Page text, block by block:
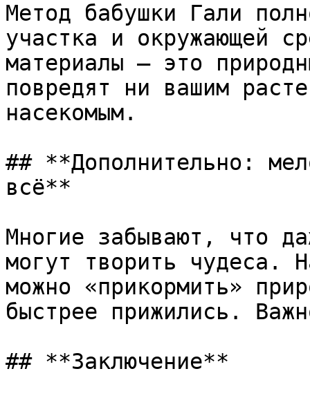
Метод бабушки Гали
участка и окружающей
материалы — это
повредят ни вашим
насекомым.
## **Дополнительно:
всё**
Многие забывают, что
могут творить чудеса.
можно «прикормить»
быстрее прижились.
## **Заключение**